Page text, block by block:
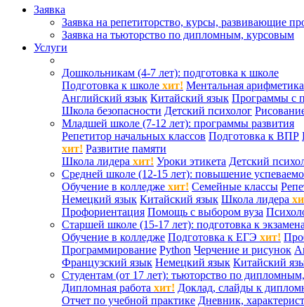
Заявка
Заявка на репетиторство, курсы, развивающие
Заявка на тьюторство по дипломным, курсовым
Услуги
Дошкольникам (4-7 лет): подготовка к школе
Подготовка к школе хит! Ментальная арифметика
Английский язык Китайский язык Программы с
Школа безопасности Детский психолог
Младшей школе (7-12 лет): программы развития
Репетитор начальных классов Подготовка к ВПР
хит! Развитие памяти
Школа лидера хит! Уроки этикета Детский
Средней школе (12-15 лет): повышение
Обучение в колледже хит! Семейные классы
Немецкий язык Китайский язык Школа лидера
Профориентация Помощь с выбором вуза
Старшей школе (15-17 лет): подготовка к
Обучение в колледже Подготовка к ЕГЭ хит!
Программирование Python Черчение и рисунок
Французский язык Немецкий язык Китайский
Студентам (от 17 лет): тьюторство по
Дипломная работа хит! Доклад, слайды к
Отчет по учебной практике Дневник,